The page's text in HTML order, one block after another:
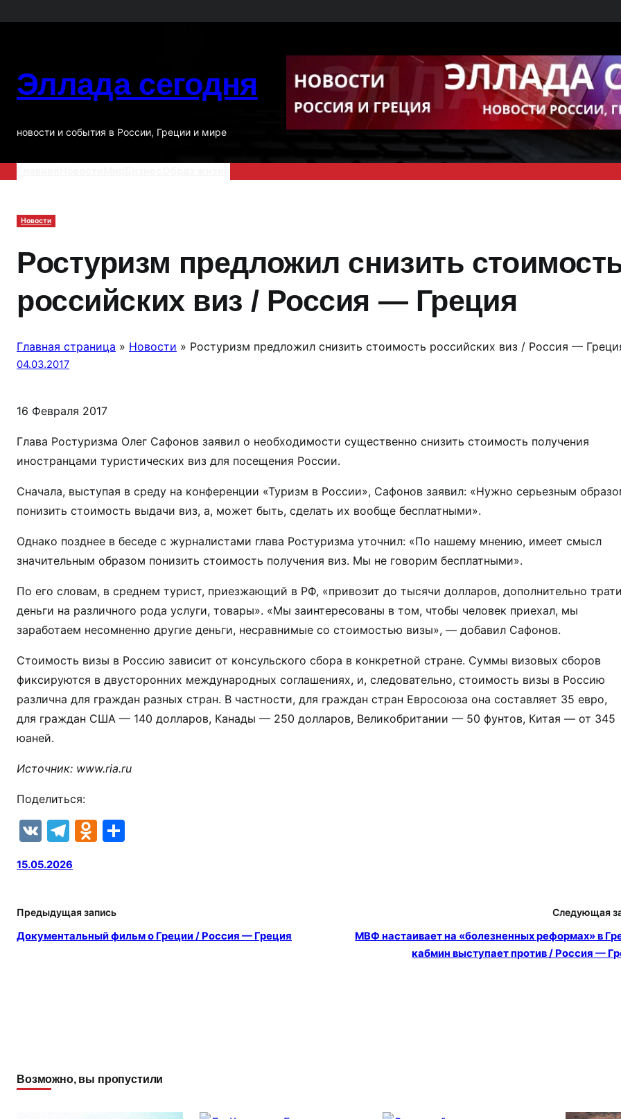
Эллада сегодня
новости и события в России, Греции и мире
Новости
Ростуризм предложил снизить
российских виз / Россия — Греция
Главная страница » Новости » Ростуризм предложил снизить стоимость российских виз / Россия —
04.03.2017
16 Февраля 2017
Глава Ростуризма Олег Сафонов заявил о необходимости существенно снизить стоимость получения
иностранцами туристических виз для посещения России.
Сначала, выступая в среду на конференции «Туризм в России», Сафонов заявил: «Нужно серьезным
понизить стоимость выдачи виз, а, может быть, сделать их вообще бесплатными».
Однако позднее в беседе с журналистами глава Ростуризма уточнил: «По нашему мнению, имеет смысл
значительным образом понизить стоимость получения виз. Мы не говорим бесплатными».
По его словам, в среднем турист, приезжающий в РФ, «привозит до тысячи долларов, дополнительно
деньги на различного рода услуги, товары». «Мы заинтересованы в том, чтобы человек приехал, мы
заработаем несомненно другие деньги, несравнимые со стоимостью визы», — добавил Сафонов.
Стоимость визы в Россию зависит от консульского сбора в конкретной стране. Суммы визовых сборов
фиксируются в двусторонних международных соглашениях, и, следовательно, стоимость визы в Россию
различна для граждан разных стран. В частности, для граждан стран Евросоюза она составляет 35 евро,
для граждан США — 140 долларов, Канады — 250 долларов, Великобритании — 50 фунтов, Китая — от 345
юаней.
Источник: www.ria.ru
Поделиться:
V
T
e
a
m
O
kl
a в
15.05.2026
Предыдущая запись
Документальный фильм о Греции / Россия — Греция
Следующая
МВФ настаивает на «болезненных реформах» в
кабмин выступает против / Россия —
Возможно, вы пропустили